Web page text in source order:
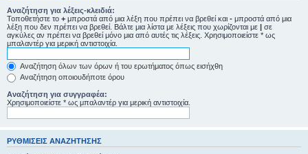
Αναζήτηση για λέξεις-κλειδιά:
Τοποθετήστε το + μπροστά από μια λέξη που πρέπει να βρεθεί και - μπροστά από μια
λέξη που δεν πρέπει να βρεθεί. Βάλτε μια λίστα με λέξεις που χωρίζονται με | σε
αγκύλες αν πρέπει να βρεθεί μόνο μια από αυτές τις λέξεις. Χρησιμοποιείστε * ως
μπαλαντέρ για μερική αντιστοιχία.
Αναζήτηση όλων των όρων ή του ερωτήματος όπως εισήχθη
Αναζήτηση οποιουδήποτε όρου
Αναζήτηση για συγγραφέα:
Χρησιμοποιείστε * ως μπαλαντέρ για μερική αντιστοιχία.
ΡΥΘΜΊΣΕΙΣ ΑΝΑΖΉΤΗΣΗΣ